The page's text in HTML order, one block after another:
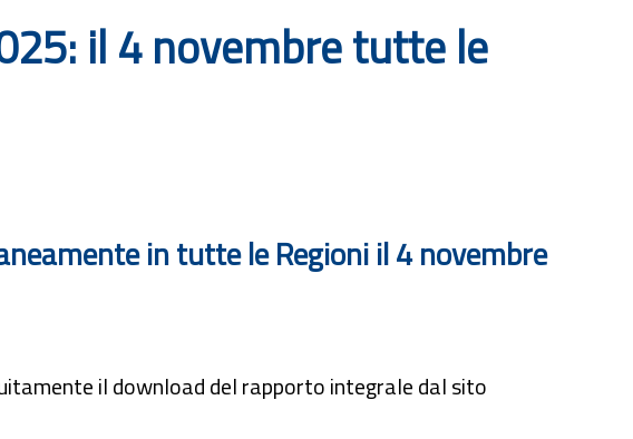
il 4 novembre tutte le
in tutte le Regioni il 4 novembre
il download del rapporto integrale dal sito